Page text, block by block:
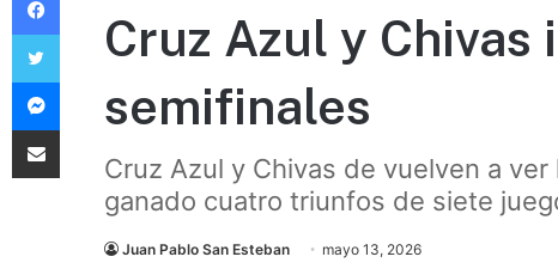
Cruz Azul y Chivas
semifinales
Cruz Azul y Chivas de vuelven a
ganado cuatro triunfos de siete
Juan Pablo San Esteban mayo 13, 2026
Twitter
Messenger
Compartir vía Email